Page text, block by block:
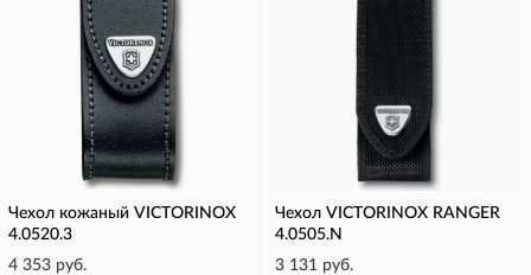
Чехол кожаный VICTORINOX
4.0520.3
4 353 руб.
Чехол VICTORINOX RANGER
4.0505.N
3 131 руб.